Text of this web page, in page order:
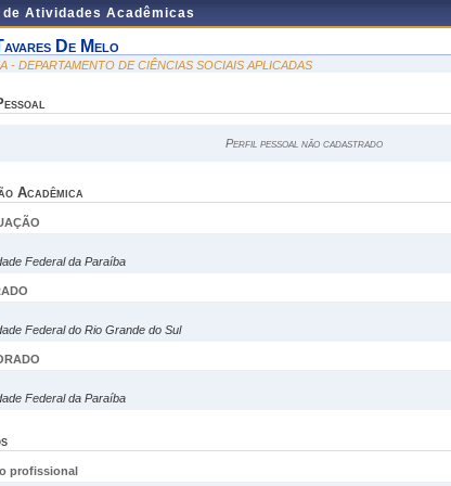
Atividades Acadêmicas
De Melo
- DEPARTAMENTO DE CIÊNCIAS SOCIAIS APLICADAS
Perfil pessoal não cadastrado
Acadêmica
Federal da Paraíba
Federal do Rio Grande do Sul
Federal da Paraíba
profissional